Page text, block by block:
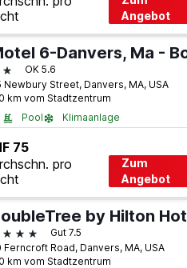
Angebot
OK 5.6
Newbury Street, Danvers, MA, USA
km vom Stadtzentrum
Pool
Klimaanlage
75
pro
Zum
Angebot
Gut 7.5
Ferncroft Road, Danvers, MA, USA
km vom Stadtzentrum